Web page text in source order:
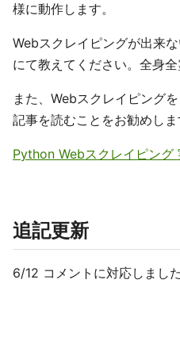
様に動作します。
Webスクレイピングが出来
にて教えてください。全身全
また、Webスクレイピング
記事を読むことをお勧めしま
Python Webスクレイピング
追記更新
6/12 コメントに対応しました